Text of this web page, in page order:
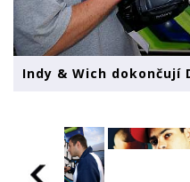
Indy & Wich dokončují